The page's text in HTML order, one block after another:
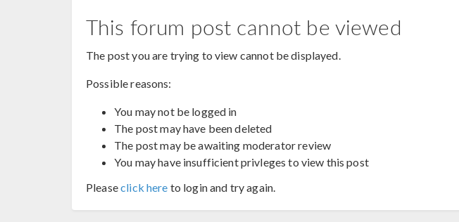
This forum post cannot be viewed
The post you are trying to view cannot be displayed.
Possible reasons:
You may not be logged in
The post may have been deleted
The post may be awaiting moderator review
You may have insufficient privleges to view this post
Pleaseclick here to login and try again.